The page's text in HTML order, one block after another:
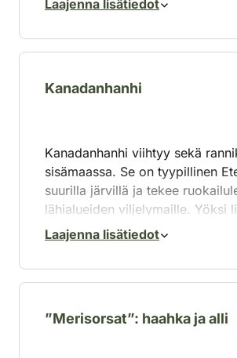
peltokasvit.
syksyllä erityisesti viljapelloilla.
ruohoista ja viljoista; vedestä laji
Laajenna lisätiedot
Kanadanhanhi
Kanadanhanhi viihtyy sekä
sisämaassa. Se on tyypillinen
suurilla järvillä ja tekee
lähialueiden viljelymaille. Yöksi
suuntaavat usein selkävesille.
Laajenna lisätiedot
”Merisorsat”: haahka ja alli